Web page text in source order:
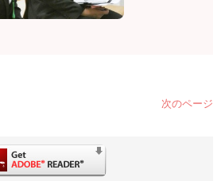
次のページ